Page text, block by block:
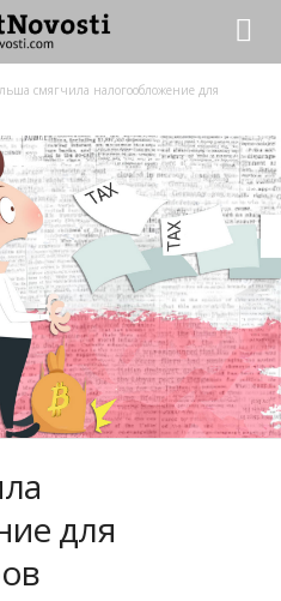
смягчила налогообложение для
для